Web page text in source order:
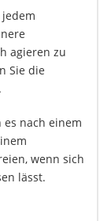
agieren zu
Sie die
nach einem
wenn sich
lässt.